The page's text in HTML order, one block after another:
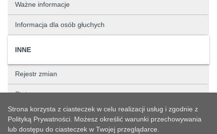
Ważne informacje
Informacja dla osób głuchych
INNE
Rejestr zmian
Status sprawy
Strona korzysta z ciasteczek w celu realizacji usług i zgodnie z
Polityką Prywatności. Możesz określić warunki przechowywania
lub dostępu do ciasteczek w Twojej przeglądarce.